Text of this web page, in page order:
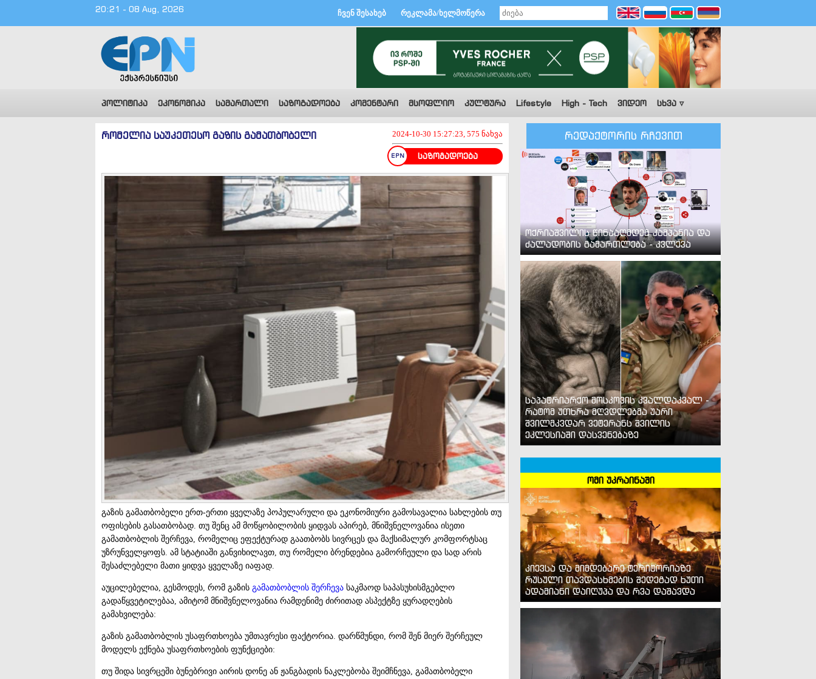
20:21 - 08 Aug, 2026 ჩვენ შესახებ რეკლამა/ხელმოწერა
პოლიტიკა ეკონომიკა სამართალი საზოგადოება კომენტარი მსოფლიო კულტურა Lifestyle High - Tech ვიდეო სხვა ▿
2024-10-30 15:27:23, 575 ნახვა
საზოგადოება
რომელია საუკეთესო გაზის გამათბობელი
გაზის გამათბობელი ერთ-ერთი ყველაზე პოპულარული და ეკონომიური გამოსავალია სახლების თუ
ოფისების გასათბობად. თუ შენც ამ მოწყობილობის ყიდვას აპირებ, მნიშვნელოვანია ისეთი
გამათბობლის შერჩევა, რომელიც ეფექტურად გაათბობს სივრცეს და მაქსიმალურ კომფორტსაც
უზრუნველყოფს. ამ სტატიაში განვიხილავთ, თუ რომელი ბრენდებია გამორჩეული და სად არის
შესაძლებელი მათი ყიდვა ყველაზე იაფად.
აუცილებელია, გესმოდეს, რომ გაზის გამათბობლის შერჩევა საკმაოდ საპასუხისმგებლო
გადაწყვეტილებაა, ამიტომ მნიშვნელოვანია რამდენიმე ძირითად ასპექტზე ყურადღების
გამახვილება:
გაზის გამათბობლის უსაფრთხოება უმთავრესი ფაქტორია. დარწმუნდი, რომ შენ მიერ შერჩეულ
მოდელს ექნება უსაფრთხოების ფუნქციები:
თუ შიდა სივრცეში ბუნებრივი აირის დონე ან ჟანგბადის ნაკლებობა შეიმჩნევა, გამათბობელი
რედაქტორის რჩევით
ოქრიაშვილის წინააღმდეგ კამპანია და
ძალადობის გამართლება - კვლევა
საპატრიარქო მოსკოვის კვალდაკვალ -
რატომ უთხრა მღვდლებმა უარი
შვილმკვდარ ვეტერანს შვილის
ეკლესიაში დასვენებაზე
ომი უკრაინაში
კიევსა და მიმდებარე ტერიტორიაზე
რუსული თავდასხმების შედეგად ხუთი
ადამიანი დაიღუპა და რვა დაშავდა